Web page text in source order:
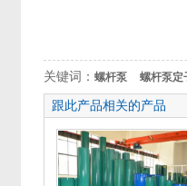
关键词： 螺杆泵 螺杆泵定
跟此产品相关的产品